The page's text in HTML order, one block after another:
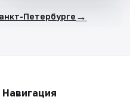
Петербурге →
Навигация